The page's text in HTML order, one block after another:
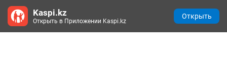
Kaspi.kz
Открыть в Приложении Kaspi.kz
Открыть